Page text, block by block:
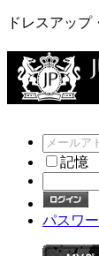
ドレスアップ
記憶
パスワ